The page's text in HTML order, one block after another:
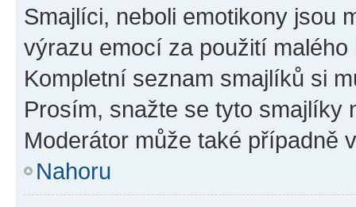
Smajlíci, neboli emotikony jsou
výrazu emocí za použití
Kompletní seznam smajlíků si
Prosím, snažte se tyto smajlíky
Moderátor může také případně
Nahoru